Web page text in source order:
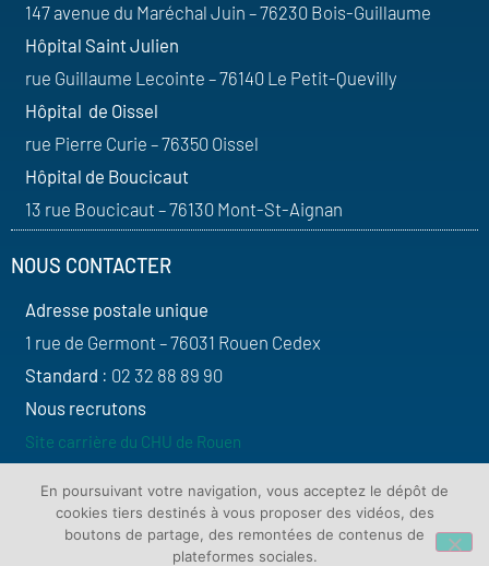
147 avenue du Maréchal Juin – 76230 Bois-Guillaume
Hôpital Saint Julien
rue Guillaume Lecointe – 76140 Le Petit-Quevilly
Hôpital de Oissel
rue Pierre Curie – 76350 Oissel
Hôpital de Boucicaut
13 rue Boucicaut – 76130 Mont-St-Aignan
NOUS CONTACTER
Adresse postale unique
1 rue de Germont – 76031 Rouen Cedex
Standard : 02 32 88 89 90
Nous recrutons
Site carrière du CHU de Rouen
SUIVEZ-NOUS
En poursuivant votre navigation, vous acceptez le dépôt de
cookies tiers destinés à vous proposer des vidéos, des
boutons de partage, des remontées de contenus de
plateformes sociales.